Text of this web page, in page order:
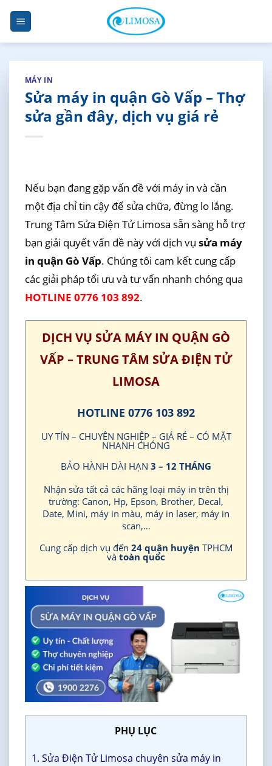
Skip
content
MÁY IN
Sửa máy in quận Gò Vấp – Thợ
sửa gần đây, dịch vụ giá rẻ
Nếu bạn đang gặp vấn đề với máy in và cần
một địa chỉ tin cậy để sửa chữa, đừng lo lắng.
Trung Tâm Sửa Điện Tử Limosa sẵn sàng hỗ trợ
bạn giải quyết vấn đề này với dịch vụ sửa máy
in quận Gò Vấp. Chúng tôi cam kết cung cấp
các giải pháp tối ưu và tư vấn nhanh chóng qua
HOTLINE 0776 103 892.
DỊCH VỤ SỬA MÁY IN QUẬN GÒ
VẤP – TRUNG TÂM SỬA ĐIỆN TỬ
LIMOSA
HOTLINE 0776 103 892
UY TÍN – CHUYÊN NGHIỆP – GIÁ RẺ – CÓ MẶT
NHANH CHÓNG
BẢO HÀNH DÀI HẠN 3 – 12 THÁNG
Nhận sửa tất cả các hãng loại máy in trên thị
trường: Canon, Hp, Epson, Brother, Decal,
Date, Mini, máy in màu, máy in laser, máy in
scan,…
Cung cấp dịch vụ đến 24 quận huyện TPHCM
và toàn quốc
PHỤ LỤC
1. Sửa Điện Tử Limosa chuyên sửa máy in